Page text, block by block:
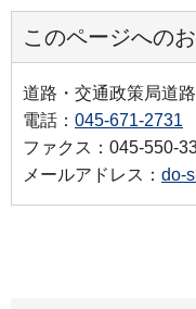
このページへの
道路・交通政策局道
電話： 045-671-2731
ファクス：045-550-
メールアドレス： do-